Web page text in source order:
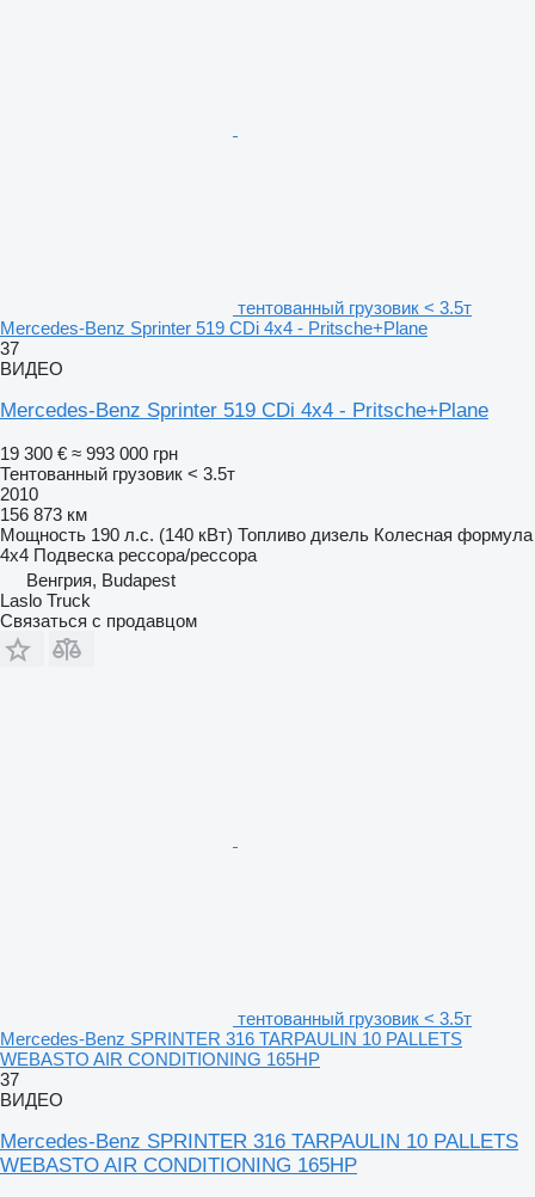
тентованный грузовик < 3.5т
Mercedes-Benz Sprinter 519 CDi 4x4 - Pritsche+Plane
37
ВИДЕО
Mercedes-Benz Sprinter 519 CDi 4x4 - Pritsche+Plane
19 300 € ≈ 993 000 грн
Тентованный грузовик < 3.5т
2010
156 873 км
Мощность 190 л.с. (140 кВт) Топливо дизель Колесная формула
4x4 Подвеска рессора/рессора
Венгрия, Budapest
Laslo Truck
Связаться с продавцом
тентованный грузовик < 3.5т
Mercedes-Benz SPRINTER 316 TARPAULIN 10 PALLETS
WEBASTO AIR CONDITIONING 165HP
37
ВИДЕО
Mercedes-Benz SPRINTER 316 TARPAULIN 10 PALLETS
WEBASTO AIR CONDITIONING 165HP